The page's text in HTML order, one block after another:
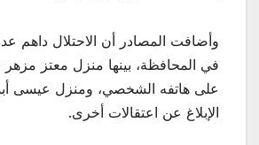
وأضافت المصادر أن الاحتلال داهم
في المحافظة، بينها منزل معتز
على هاتفه الشخصي، ومنزل عيسى
الإبلاغ عن اعتقالات أخرى.